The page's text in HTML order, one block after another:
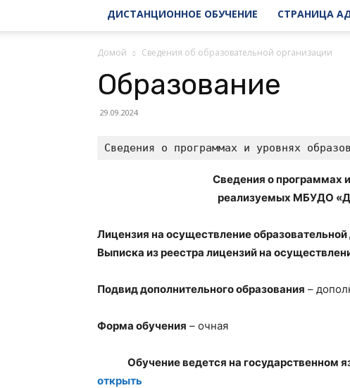
ДИСТАНЦИОННОЕ ОБУЧЕНИЕ СТРАНИЦА
Домой Сведения об образовательной организации
Образование
29.09.2024
Сведения о программах и уровнях
Сведения о программах
реализуемых МБУДО
Лицензия на осуществление образовательной
Выписка из реестра лицензий на
Подвид дополнительного образования –
Форма обучения – очная
Обучение ведется на государственном
открыть